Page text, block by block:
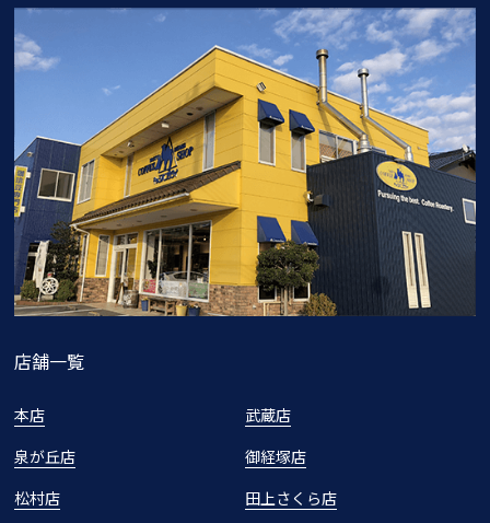
店舗一覧
本店
武蔵店
泉が丘店
御経塚店
松村店
田上さくら店